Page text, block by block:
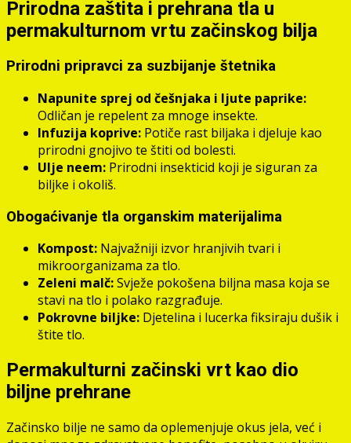
Prirodna zaštita i prehrana tla u
permakulturnom vrtu začinskog bilja
Prirodni pripravci za suzbijanje štetnika
Napunite sprej od češnjaka i ljute paprike:
Odličan je repelent za mnoge insekte.
Infuzija koprive: Potiče rast biljaka i djeluje kao
prirodni gnojivo te štiti od bolesti.
Ulje neem: Prirodni insekticid koji je siguran za
biljke i okoliš.
Obogaćivanje tla organskim materijalima
Kompost: Najvažniji izvor hranjivih tvari i
mikroorganizama za tlo.
Zeleni malč:Svježe pokošena biljna masa koja se
stavi na tlo i polako razgrađuje.
Pokrovne biljke: Djetelina i lucerka fiksiraju dušik i
štite tlo.
Permakulturni začinski vrt kao dio
biljne prehrane
Začinsko bilje ne samo da oplemenjuje okus jela, već i